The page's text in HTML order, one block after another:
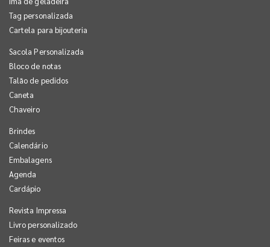
Tag personalizada
Cartela para bijouteria
Sacola Personalizada
Bloco de notas
Talão de pedidos
Caneta
Chaveiro
Brindes
Calendário
Embalagens
Agenda
Cardápio
Revista Impressa
Livro personalizado
Feiras e eventos